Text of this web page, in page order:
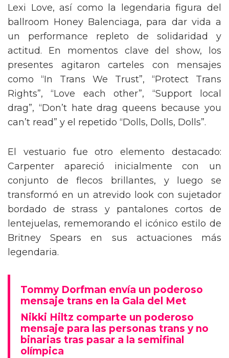
Lexi Love, así como la legendaria figura del
ballroom Honey Balenciaga, para dar vida a
un performance repleto de solidaridad y
actitud. En momentos clave del show, los
presentes agitaron carteles con mensajes
como “In Trans We Trust”, “Protect Trans
Rights”, “Love each other”, “Support local
drag”, “Don’t hate drag queens because you
can’t read” y el repetido “Dolls, Dolls, Dolls”.
El vestuario fue otro elemento destacado:
Carpenter apareció inicialmente con un
conjunto de flecos brillantes, y luego se
transformó en un atrevido look con sujetador
bordado de strass y pantalones cortos de
lentejuelas, rememorando el icónico estilo de
Britney Spears en sus actuaciones más
legendaria.
Tommy Dorfman envía un poderoso
mensaje trans en la Gala del Met
Nikki Hiltz comparte un poderoso
mensaje para las personas trans y no
binarias tras pasar a la semifinal
olímpica